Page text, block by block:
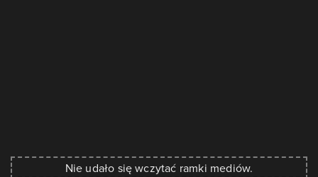
Nie udało się wczytać ramki mediów.